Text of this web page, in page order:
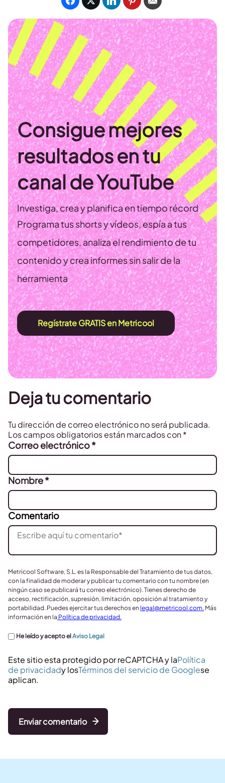
Consigue mejores
resultados en tu
canal de YouTube
Investiga, crea y planifica en tiempo récord
Programa tus shorts y vídeos, espía a tus
competidores, analiza el rendimiento de tu
contenido y crea informes sin salir de la
herramienta
Regístrate GRATIS en Metricool
Deja tu comentario
Tu dirección de correo electrónico no será publicada.
Los campos obligatorios están marcados con*
Correo electrónico*
Nombre*
Comentario
Metricool Software, S.L. es la Responsable del Tratamiento de tus datos,
con la finalidad de moderar y publicar tu comentario con tu nombre (en
ningún caso se publicará tu correo electrónico). Tienes derecho de
acceso, rectificación, supresión, limitación, oposición al tratamiento y
portabilidad. Puedes ejercitar tus derechos en legal@metricool.com. Más
información en la Política de privacidad.
He leído y acepto elAviso Legal
Este sitio esta protegido por reCAPTCHA y laPolítica
de privacidady losTérminos del servicio de Googlese
aplican.
Enviar comentario